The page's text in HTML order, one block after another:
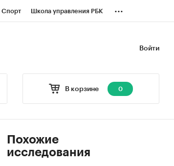
Спорт Школа управления РБК ...
Войти
В корзине 0
Похожие
исследования